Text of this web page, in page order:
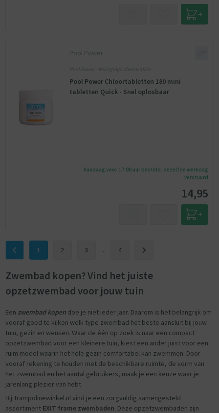
Pool Power
Pool Power - Reinigings chemicaliën
Pool Power Chloortabletten 180 mini
tabletten Quick - Snel oplosbaar
Vandaag voor 17:00 uur besteld, dezelfde werkdag
verstuurd
14,95
1 2 3 ... 4
Zwembad kopen? Vind het juiste
opzetzwembad voor jouw tuin
Een zwembad kopendoe je niet ieder jaar. Daarom is het belangrijk om
vooraf goed te kijken welk type zwembad het beste aansluit bij jouw
tuin, gezin en wensen. Waar de één op zoek is naar een compact
opzetzwembad voor een kleinere tuin, kiest een ander juist voor een
ruim model waarin het hele gezin comfortabel kan zwemmen. Door
vooraf rekening te houden met de beschikbare ruimte, de vorm van
het zwembad en het aantal gebruikers, maak je een keuze waar je
jarenlang plezier van hebt.
Bij Trampolinewinkel.nl vind je een zorgvuldig samengesteld
assortiment EXIT frame zwembaden. Deze opzetzwembaden zijn